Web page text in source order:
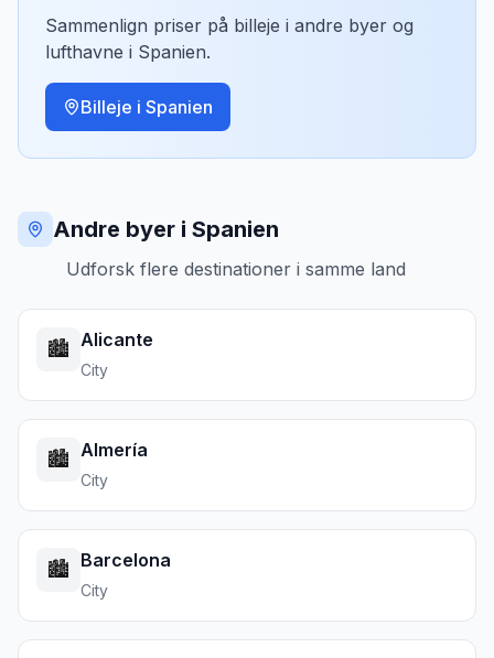
Sammenlign priser på billeje i andre byer og
lufthavne i Spanien.
Billeje i Spanien
Andre byer i Spanien
Udforsk flere destinationer i samme land
🏙️ Alicante
City
🏙️ Almería
City
🏙️ Barcelona
City